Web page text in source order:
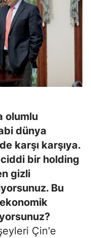
olumlu
dünya
karşı karşıya.
bir holding
gizli
Bu
Çin'e